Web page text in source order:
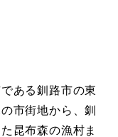
ある釧路市の東
市街地から、釧
昆布森の漁村ま